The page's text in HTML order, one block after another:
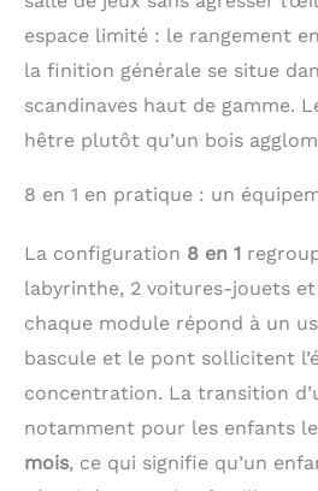
espace limité : le rangement
la finition générale se situe
scandinaves haut de gamme.
hêtre plutôt qu’un bois
8 en 1 en pratique : un
La configuration 8 en 1
labyrinthe, 2 voitures-jouets
chaque module répond à un
bascule et le pont sollicitent
concentration. La transition
notamment pour les enfants
mois, ce qui signifie qu’un